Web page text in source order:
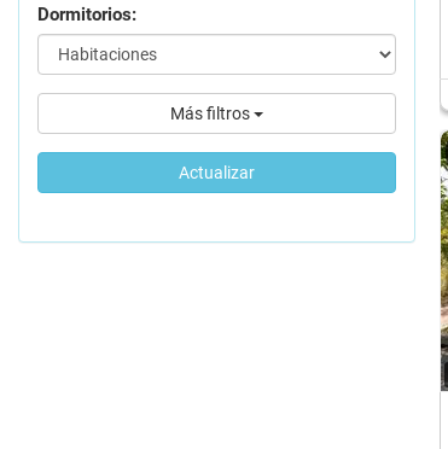
Dormitorios:
Más filtros
Actualizar